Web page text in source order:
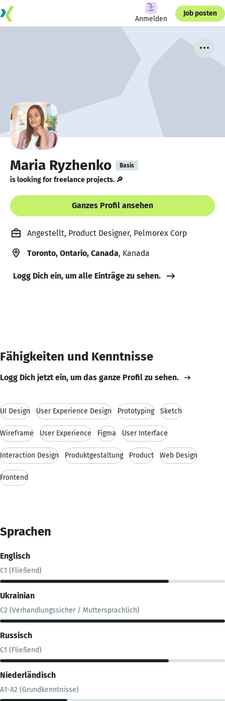
Anmelden
Job posten
Maria Ryzhenko Basis
is looking for freelance projects. 🔎
Ganzes Profil ansehen
Angestellt, Product Designer, Pelmorex Corp
Toronto, Ontario, Canada, Kanada
Logg Dich ein, um alle Einträge zu sehen.
Fähigkeiten und Kenntnisse
Logg Dich jetzt ein, um das ganze Profil zu sehen.
UI Design User Experience Design Prototyping Sketch
Wireframe User Experience Figma User Interface
Interaction Design Produktgestaltung Product Web Design
Frontend
Sprachen
Englisch
C1 (Fließend)
Ukrainian
C2 (Verhandlungssicher / Muttersprachlich)
Russisch
C1 (Fließend)
Niederländisch
A1-A2 (Grundkenntnisse)